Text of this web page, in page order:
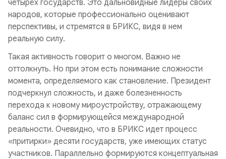
четырёх государств. Это дальновидные лидеры своих
народов, которые профессионально оценивают
перспективы, и стремятся в БРИКС, видя в нем
реальную силу.
Такая активность говорит о многом. Важно не
оттолкнуть. Но при этом есть понимание сложности
момента, определяемого как становление. Президент
подчеркнул сложность, и даже болезненность
перехода к новому мироустройству, отражающему
баланс сил в формирующейся международной
реальности. Очевидно, что в БРИКС идет процесс
«притирки» десяти государств, уже имеющих статус
участников. Параллельно формируются концептуальная